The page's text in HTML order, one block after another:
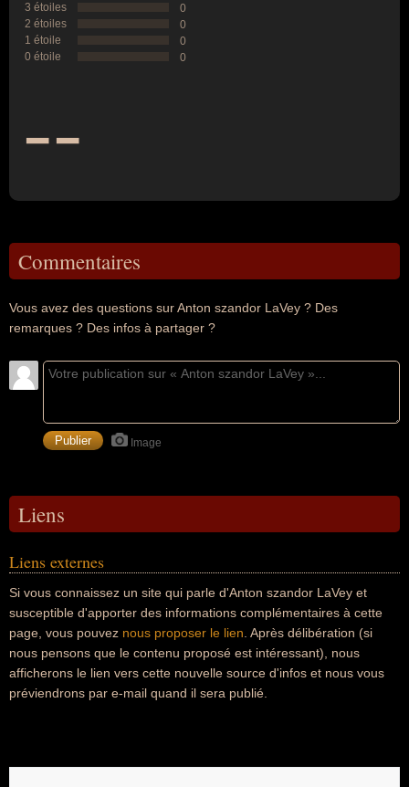
3 étoiles
0
2 étoiles
0
1 étoile
0
0 étoile
0
--
Commentaires
Vous avez des questions sur Anton szandor LaVey ? Des
remarques ? Des infos à partager ?
Image
Liens
Liens externes
Si vous connaissez un site qui parle d'Anton szandor LaVey et
susceptible d'apporter des informations complémentaires à cette
page, vous pouvez nous proposer le lien . Après délibération (si
nous pensons que le contenu proposé est intéressant), nous
afficherons le lien vers cette nouvelle source d'infos et nous vous
préviendrons par e-mail quand il sera publié.